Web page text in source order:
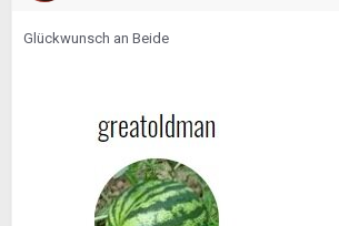
Glückwunsch an Beide